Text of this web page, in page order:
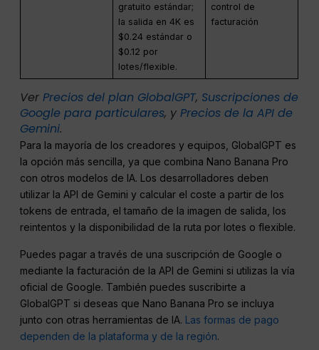
gratuito estándar;
la salida en 4K es
$0.24 estándar o
$0.12 por
lotes/flexible.
control de
facturación
VerPrecios del plan GlobalGPT, Suscripciones de
Google para particulares, yPrecios de la API de
Gemini.
Para la mayoría de los creadores y equipos, GlobalGPT es
la opción más sencilla, ya que combina Nano Banana Pro
con otros modelos de IA. Los desarrolladores deben
utilizar la API de Gemini y calcular el coste a partir de los
tokens de entrada, el tamaño de la imagen de salida, los
reintentos y la disponibilidad de la ruta por lotes o flexible.
Puedes pagar a través de una suscripción de Google o
mediante la facturación de la API de Gemini si utilizas la vía
oficial de Google. También puedes suscribirte a
GlobalGPT si deseas que Nano Banana Pro se incluya
junto con otras herramientas de IA. Las formas de pago
dependen de la plataforma y de la región.